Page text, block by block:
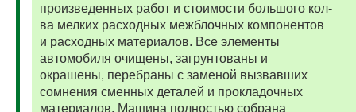
произведенных работ и стоимости большого кол-
ва мелких расходных межблочных компонентов
и расходных материалов. Все элементы
автомобиля очищены, загрунтованы и
окрашены, перебраны с заменой вызвавших
сомнения сменных деталей и прокладочных
материалов. Машина полностью собрана